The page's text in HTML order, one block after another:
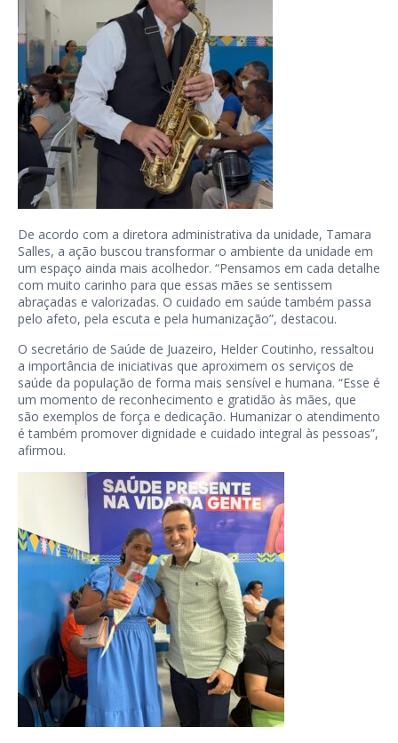
De acordo com a diretora administrativa da unidade, Tamara
Salles, a ação buscou transformar o ambiente da unidade em
um espaço ainda mais acolhedor. “Pensamos em cada detalhe
com muito carinho para que essas mães se sentissem
abraçadas e valorizadas. O cuidado em saúde também passa
pelo afeto, pela escuta e pela humanização”, destacou.
O secretário de Saúde de Juazeiro, Helder Coutinho, ressaltou
a importância de iniciativas que aproximem os serviços de
saúde da população de forma mais sensível e humana. “Esse é
um momento de reconhecimento e gratidão às mães, que
são exemplos de força e dedicação. Humanizar o atendimento
é também promover dignidade e cuidado integral às pessoas”,
afirmou.